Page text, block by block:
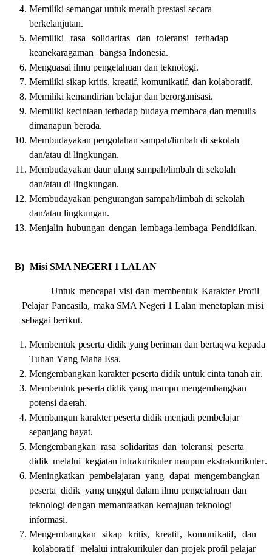
Memiliki semangat untuk meraih prestasi secara
berkelanjutan.
Memiliki rasa solidaritas dan toleransi terhadap
keanekaragaman bangsa Indonesia.
Menguasai ilmu pengetahuan dan teknologi.
Memiliki sikap kritis, kreatif, komunikatif, dan kolaboratif.
Memiliki kemandirian belajar dan berorganisasi.
Memiliki kecintaanterhadap budaya membaca dan menulis
dimanapun berada.
Membudayakanpengolahansampah/limbah di sekolah
dan/atau di lingkungan.
Membudayakandaur ulangsampah/limbah di sekolah
dan/atau di lingkungan.
Membudayakanpengurangansampah/limbah di sekolah
dan/atau lingkungan.
Menjalin hubungan dengan lembaga-lembaga Pendidikan.
B) Misi SMA NEGERI 1 LALAN
Untuk mencapai visi dan membentuk Karakter Profil
Pelajar Pancasila, maka SMA Negeri 1 Lalan menetapkanmisi
sebagai berikut.
Membentuk peserta didik yang berimandan bertaqwa kepada
TuhanYang MahaEsa.
Mengembangkankarakter peserta didikuntuk cinta tanahair.
Membentuk peserta didik yang mampu mengembangkan
potensi daerah.
Membangun karakterpeserta didikmenjadi pembelajar
sepanjang hayat.
Mengembangkan rasa solidaritas dan toleransi peserta
didik melalui kegiatanintrakurikulermaupunekstrakurikuler.
Meningkatkan pembelajaran yang dapat mengembangkan
peserta didik yang unggul dalam ilmupengetahuan dan
teknologi dengan memanfaatkan kemajuan teknologi
informasi.
Mengembangkan sikap kritis, kreatif, komunikatif, dan
kolaboratif melaluiintrakurikuler dan projek profil pelajar